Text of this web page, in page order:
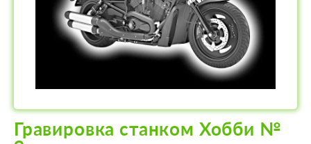
Гравировка станком Хобби №